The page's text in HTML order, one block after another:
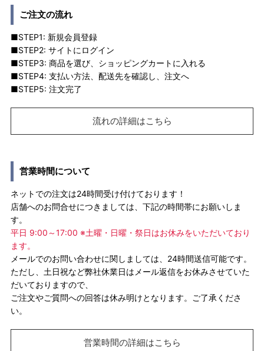
ご注文の流れ
■STEP1: 新規会員登録
■STEP2: サイトにログイン
■STEP3: 商品を選び、ショッピングカートに入れる
■STEP4: 支払い方法、配送先を確認し、注文へ
■STEP5: 注文完了
流れの詳細はこちら
営業時間について
ネットでの注文は24時間受け付けております！
店舗へのお問合せにつきましては、下記の時間帯にお願いしま
す。
平日 9:00～17:00 ※土曜・日曜・祭日はお休みをいただいており
ます。
メールでのお問い合わせに関しましては、24時間送信可能です。
ただし、土日祝など弊社休業日はメール返信をお休みさせていた
だいておりますので、
ご注文やご質問への回答は休み明けとなります。ご了承くださ
い。
営業時間の詳細はこちら